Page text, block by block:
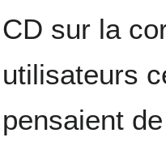
CD sur la
utilisateurs
pensaient